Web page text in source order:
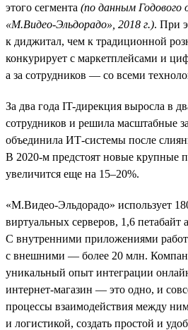
этого сегмента (по данным Годового
«М.Видео-Эльдорадо», 2018 г.). При
к диджитал, чем к традиционной
конкурирует с маркетплейсами и
а за сотрудников — со всеми
За два года IT-дирекция выросла в
сотрудников и решила масштабные
объединила ИТ-системы после
В 2020-м предстоят новые крупные
увеличится еще на 15–20%.
«М.Видео-Эльдорадо» использует
виртуальных серверов, 1,6
С внутренними приложениями
с внешними — более 20 млн.
уникальный опыт интеграции
интернет-магазин — это одно, и
процессы взаимодействия между
и логистикой, создать простой и